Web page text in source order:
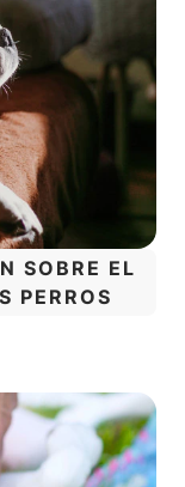
SOBRE EL
PERROS